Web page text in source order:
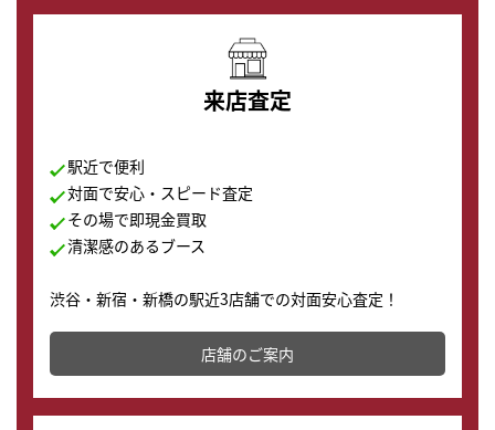
来店査定
駅近で便利
対面で安心・スピード査定
その場で即現金買取
清潔感のあるブース
渋谷・新宿・新橋の駅近3店舗での対面安心査定！
その場で現金買取致します。渋谷本店では、時計販売の
店舗を併設しており、下取りに出してお得に新しい時計
の購入もできます♪
店舗のご案内